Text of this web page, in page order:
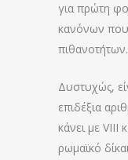
για πρώτη
κανόνων που
πιθανοτήτων.
Δυστυχώς,
επιδέξια
κάνει με
ρωμαϊκό